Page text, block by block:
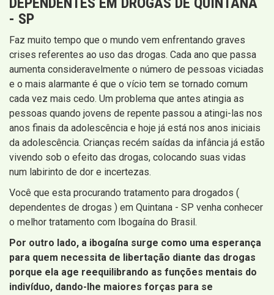
- SP
Faz muito tempo que o mundo vem enfrentando graves
crises referentes ao uso das drogas. Cada ano que passa
aumenta consideravelmente o número de pessoas viciadas
e o mais alarmante é que o vício tem se tornado comum
cada vez mais cedo. Um problema que antes atingia as
pessoas quando jovens de repente passou a atingi-las nos
anos finais da adolescência e hoje já está nos anos iniciais
da adolescência. Crianças recém saídas da infância já estão
vivendo sob o efeito das drogas, colocando suas vidas
num labirinto de dor e incertezas.
Você que esta procurando tratamento para drogados (
dependentes de drogas ) em Quintana - SP venha conhecer
o melhor tratamento com Ibogaína do Brasil.
Por outro lado, a ibogaína surge como uma esperança
para quem necessita de libertação diante das drogas
porque ela age reequilibrando as funções mentais do
indivíduo, dando-lhe maiores forças para se